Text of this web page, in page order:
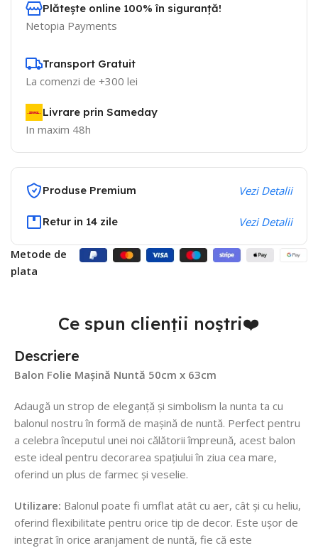
Plătește online 100% în siguranță!
Netopia Payments
Transport Gratuit
La comenzi de +300 lei
Livrare prin Sameday
In maxim 48h
Produse Premium Vezi Detalii
Retur in 14 zile Vezi Detalii
Metode de
plata
Ce spun clienții noștri❤️
Descriere
Balon Folie Mașină Nuntă 50cm x 63cm
Adaugă un strop de eleganță și simbolism la nunta ta cu
balonul nostru în formă de mașină de nuntă. Perfect pentru
a celebra începutul unei noi călătorii împreună, acest balon
este ideal pentru decorarea spațiului în ziua cea mare,
oferind un plus de farmec și veselie.
Utilizare: Balonul poate fi umflat atât cu aer, cât și cu heliu,
oferind flexibilitate pentru orice tip de decor. Este ușor de
integrat în orice aranjament de nuntă, fie că este